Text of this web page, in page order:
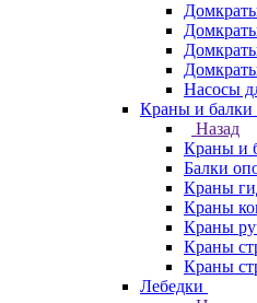
Насосы
Краны и балки
Назад
Краны и
Балки
Краны
Краны
Краны
Краны
Краны
Лебедки